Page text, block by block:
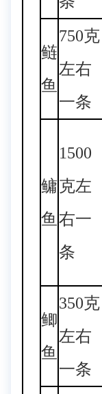
鲢
鱼
750克
左右
一条
鳙
鱼
1500
克左
右一
条
鲫
鱼
350克
左右
一条